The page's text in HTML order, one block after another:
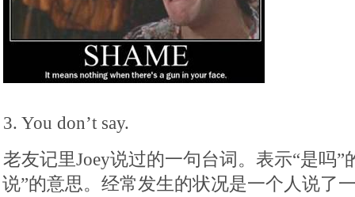
3. You don’t say.
老友记里Joey说过的一句台词。表示“是吗”
说”的意思。经常发生的状况是一个人说了